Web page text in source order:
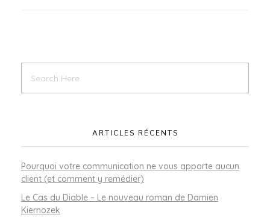
ARTICLES RÉCENTS
Pourquoi votre communication ne vous apporte aucun
client (et comment y remédier)
Le Cas du Diable – Le nouveau roman de Damien
Kiernozek